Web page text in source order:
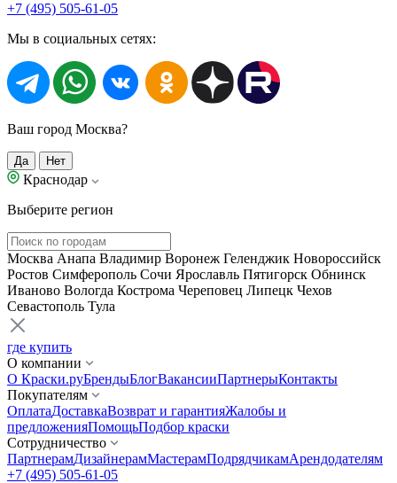
+7 (495) 505-61-05
Мы в социальных сетях:
Ваш город Москва?
Да Нет
Краснодар
Выберите регион
Москва Анапа Владимир Воронеж Геленджик Новороссийск
Ростов Симферополь Сочи Ярославль Пятигорск Обнинск
Иваново Вологда Кострома Череповец Липецк Чехов
Севастополь Тула
где купить
О компании
О Краски.руБрендыБлогВакансииПартнерыКонтакты
Покупателям
ОплатаДоставкаВозврат и гарантияЖалобы и
предложенияПомощьПодбор краски
Сотрудничество
ПартнерамДизайнерамМастерамПодрядчикамАрендодателям
+7 (495) 505-61-05